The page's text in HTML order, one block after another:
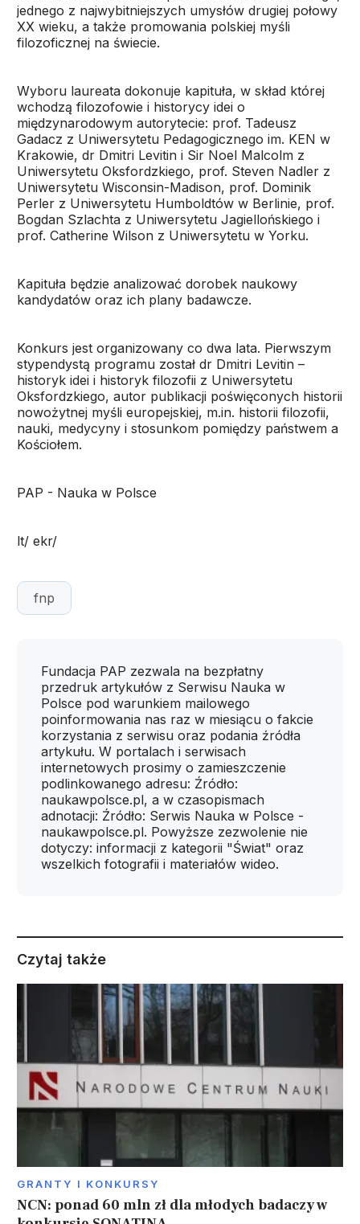
jednego z najwybitniejszych umysłów drugiej połowy
XX wieku, a także promowania polskiej myśli
filozoficznej na świecie.
Wyboru laureata dokonuje kapituła, w skład której
wchodzą filozofowie i historycy idei o
międzynarodowym autorytecie: prof. Tadeusz
Gadacz z Uniwersytetu Pedagogicznego im. KEN w
Krakowie, dr Dmitri Levitin i Sir Noel Malcolm z
Uniwersytetu Oksfordzkiego, prof. Steven Nadler z
Uniwersytetu Wisconsin-Madison, prof. Dominik
Perler z Uniwersytetu Humboldtów w Berlinie, prof.
Bogdan Szlachta z Uniwersytetu Jagiellońskiego i
prof. Catherine Wilson z Uniwersytetu w Yorku.
Kapituła będzie analizować dorobek naukowy
kandydatów oraz ich plany badawcze.
Konkurs jest organizowany co dwa lata. Pierwszym
stypendystą programu został dr Dmitri Levitin –
historyk idei i historyk filozofii z Uniwersytetu
Oksfordzkiego, autor publikacji poświęconych historii
nowożytnej myśli europejskiej, m.in. historii filozofii,
nauki, medycyny i stosunkom pomiędzy państwem a
Kościołem.
PAP - Nauka w Polsce
lt/ ekr/
fnp
Fundacja PAP zezwala na bezpłatny
przedruk artykułów z Serwisu Nauka w
Polsce pod warunkiem mailowego
poinformowania nas raz w miesiącu o fakcie
korzystania z serwisu oraz podania źródła
artykułu. W portalach i serwisach
internetowych prosimy o zamieszczenie
podlinkowanego adresu: Źródło:
naukawpolsce.pl, a w czasopismach
adnotacji: Źródło: Serwis Nauka w Polsce -
naukawpolsce.pl. Powyższe zezwolenie nie
dotyczy: informacji z kategorii "Świat" oraz
wszelkich fotografii i materiałów wideo.
Czytaj także
GRANTY I KONKURSY
NCN: ponad 60 mln zł dla młodych badaczy w